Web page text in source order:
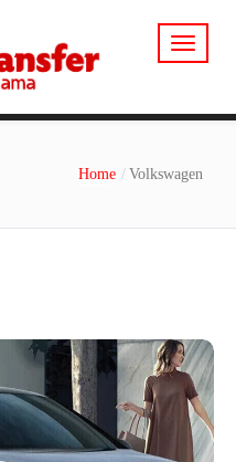
Home Volkswagen